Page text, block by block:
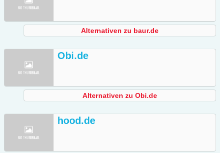
Alternativen zu baur.de
Obi.de
Alternativen zu Obi.de
hood.de